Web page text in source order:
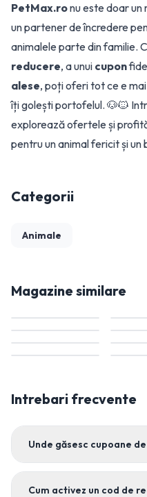
PetMax.ronu este doar un
un partener de încredere
animalele parte din familie.
reducere, a unui cupon
alese, poți oferi tot ce e
îți golești portofelul. 🐶🐱
explorează ofertele și
pentru un animal fericit și un
Categorii
Animale
Magazine similare
Intrebari frecvente
Unde găsesc cupoane
Cum activez un cod de